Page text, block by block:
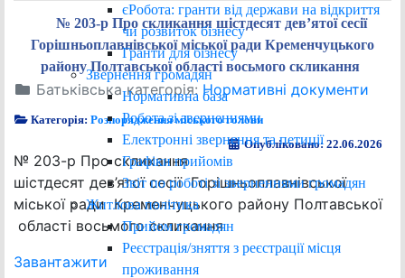
єРобота: гранти від держави на відкриття
чи розвиток бізнесу
Гранти для бізнесу
Звернення громадян
Нормативна база
Робота зі зверненнями
Електронні звернення та петиції
Графіки прийомів
Звіт по роботі зі зверненнями громадян
Житлова політика
Прийом громадян
Реєстрація/зняття з реєстрації місця
проживання
№ 203-р Про скликання шістдесят дев’ятої сесії
Горішньоплавнівської міської ради Кременчуцького
району Полтавської області восьмого скликання
Батьківська категорія: Нормативні документи
Категорія:Розпорядження міського голови
Опубліковано: 22.06.2026
№ 203-р Про скликання
шістдесят дев’ятої сесії Горішньоплавнівської
міської ради Кременчуцького району Полтавської
області восьмого скликання
Завантажити